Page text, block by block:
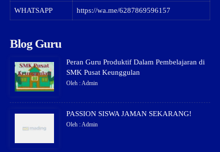
WHATSAPP https://wa.me/6287869596157
Blog Guru
Peran Guru Produktif Dalam Pembelajaran di
SMK Pusat Keunggulan
Oleh : Admin
PASSION SISWA JAMAN SEKARANG!
Oleh : Admin